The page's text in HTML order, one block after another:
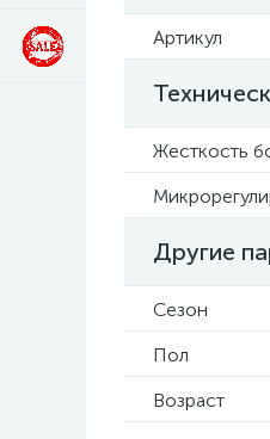
Артикул
Жесткость
Другие
Сезон
Пол
Возраст